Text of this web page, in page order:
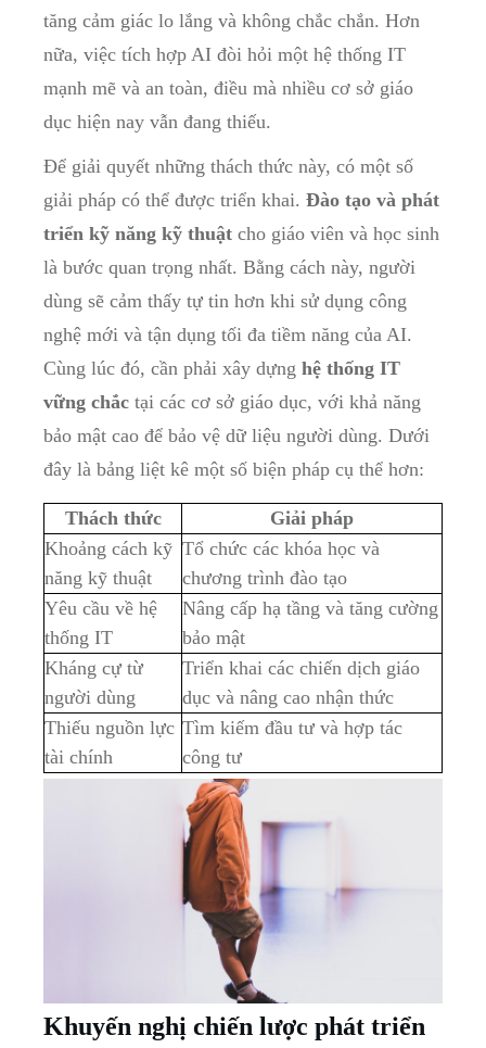
tăng cảm giác lo lắng và không chắc chắn. Hơn
nữa, việc tích hợp AI đòi hỏi một hệ thống IT
mạnh mẽ và an toàn, điều mà nhiều cơ sở giáo
dục hiện nay vẫn đang thiếu.
Để giải quyết những thách thức này, có một số
giải pháp có thể được triển khai. Đào tạo và phát
triển kỹ năng kỹ thuật cho giáo viên và học sinh
là bước quan trọng nhất. Bằng cách này, người
dùng sẽ cảm thấy tự tin hơn khi sử dụng công
nghệ mới và tận dụng tối đa tiềm năng của AI.
Cùng lúc đó, cần phải xây dựng hệ thống IT
vững chắc tại các cơ sở giáo dục, với khả năng
bảo mật cao để bảo vệ dữ liệu người dùng. Dưới
đây là bảng liệt kê một số biện pháp cụ thể hơn:
Thách thức
Giải pháp
Khoảng cách kỹ
năng kỹ thuật
Tổ chức các khóa học và
chương trình đào tạo
Yêu cầu về hệ
thống IT
Nâng cấp hạ tầng và tăng cường
bảo mật
Kháng cự từ
người dùng
Triển khai các chiến dịch giáo
dục và nâng cao nhận thức
Thiếu nguồn lực
tài chính
Tìm kiếm đầu tư và hợp tác
công tư
Khuyến nghị chiến lược phát triển